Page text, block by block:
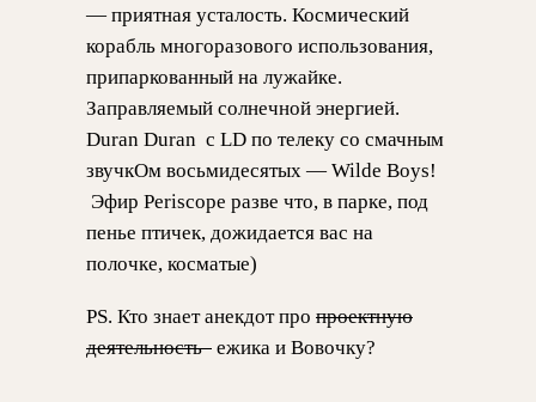
— приятная усталость. Космический
корабль многоразового использования,
припаркованный на лужайке.
Заправляемый солнечной энергией.
Duran Duran c LD по телеку со смачным
звучкОм восьмидесятых — Wilde Boys!
Эфир Periscope разве что, в парке, под
пенье птичек, дожидается вас на
полочке, косматые)
PS. Кто знает анекдот про проектную
деятельность ежика и Вовочку?